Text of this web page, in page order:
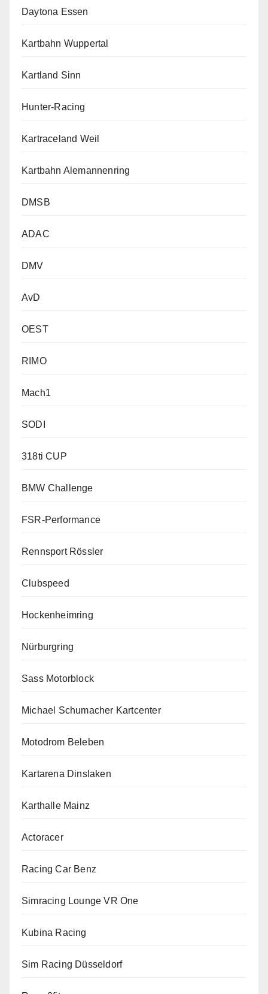
Daytona Essen
Kartbahn Wuppertal
Kartland Sinn
Hunter-Racing
Kartraceland Weil
Kartbahn Alemannenring
DMSB
ADAC
DMV
AvD
OEST
RIMO
Mach1
SODI
318ti CUP
BMW Challenge
FSR-Performance
Rennsport Rössler
Clubspeed
Hockenheimring
Nürburgring
Sass Motorblock
Michael Schumacher Kartcenter
Motodrom Beleben
Kartarena Dinslaken
Karthalle Mainz
Actoracer
Racing Car Benz
Simracing Lounge VR One
Kubina Racing
Sim Racing Düsseldorf